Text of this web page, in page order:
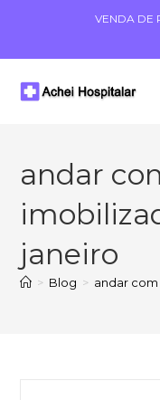
VENDA DE
andar
janeiro
> Blog > andar